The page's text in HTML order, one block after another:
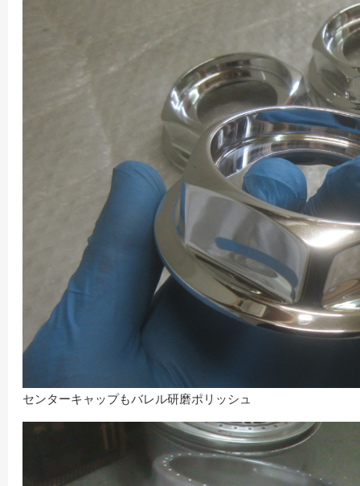
センターキャップもバレル研磨ポリッシュ